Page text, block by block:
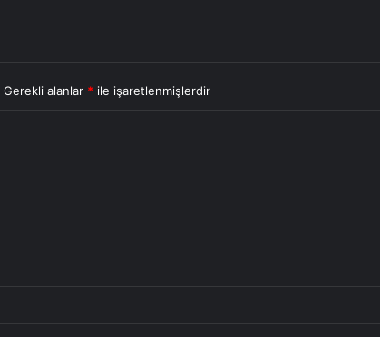
Gerekli alanlar * ile işaretlenmişlerdir